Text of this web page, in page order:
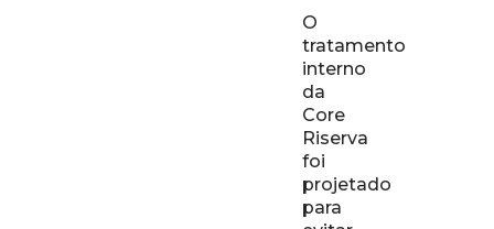
O
tratamento
interno
da
Core
Riserva
foi
projetado
para